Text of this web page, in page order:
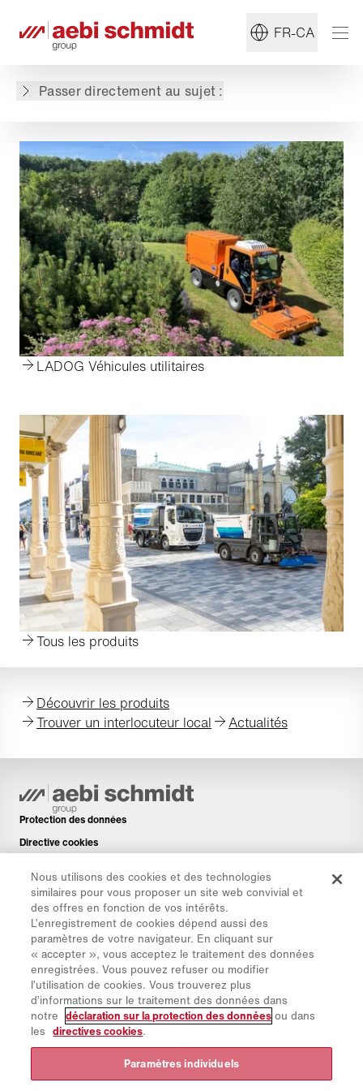
FR-CA
Passer directement au sujet :
LADOG Véhicules utilitaires
Tous les produits
Découvrir les produits
Trouver un interlocuteur local
Actualités
Protection des données
Directive cookies
Avis de non-responsabilité
Newsletter
Pièces de rechange
Espace de téléchargement
Calculateur de CO₂
Calculateur de TCO
Sites & Revendeurs
Aperçu des groupes de produits
Nous utilisons des cookies et des technologies
similaires pour vous proposer un site web convivial et
des offres en fonction de vos intérêts.
L’enregistrement de cookies dépend aussi des
paramètres de votre navigateur. En cliquant sur
« accepter », vous acceptez le traitement des données
enregistrées. Vous pouvez refuser ou modifier
l’utilisation de cookies. Vous trouverez plus
d’informations sur le traitement des données dans
notre déclaration sur la protection des données ou dans
les directives cookies.
Paramètres individuels